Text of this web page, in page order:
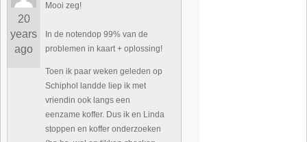
20
years
ago
Mooi zeg!
In de notendop 99% van de
problemen in kaart + oplossing!
Toen ik paar weken geleden op
Schiphol landde liep ik met
vriendin ook langs een
eenzame koffer. Dus ik en Linda
stoppen en koffer onderzoeken